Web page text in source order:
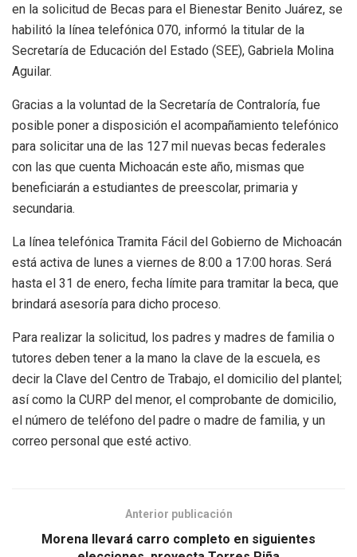
en la solicitud de Becas para el Bienestar Benito Juárez, se
habilitó la línea telefónica 070, informó la titular de la
Secretaría de Educación del Estado (SEE), Gabriela Molina
Aguilar.
Gracias a la voluntad de la Secretaría de Contraloría, fue
posible poner a disposición el acompañamiento telefónico
para solicitar una de las 127 mil nuevas becas federales
con las que cuenta Michoacán este año, mismas que
beneficiarán a estudiantes de preescolar, primaria y
secundaria.
La línea telefónica Tramita Fácil del Gobierno de Michoacán
está activa de lunes a viernes de 8:00 a 17:00 horas. Será
hasta el 31 de enero, fecha límite para tramitar la beca, que
brindará asesoría para dicho proceso.
Para realizar la solicitud, los padres y madres de familia o
tutores deben tener a la mano la clave de la escuela, es
decir la Clave del Centro de Trabajo, el domicilio del plantel;
así como la CURP del menor, el comprobante de domicilio,
el número de teléfono del padre o madre de familia, y un
correo personal que esté activo.
Anterior publicación
Morena llevará carro completo en siguientes